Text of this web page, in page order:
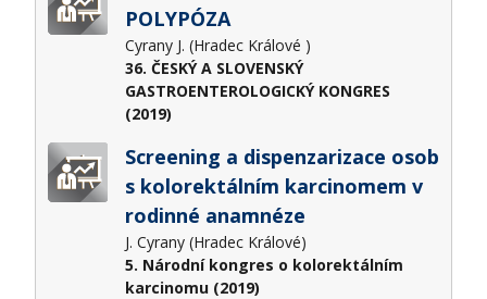
POLYPÓZA
Cyrany J. (Hradec Králové )
36. ČESKÝ A SLOVENSKÝ
GASTROENTEROLOGICKÝ KONGRES
(2019)
Screening a dispenzarizace osob
s kolorektálním karcinomem v
rodinné anamnéze
J. Cyrany (Hradec Králové)
5. Národní kongres o kolorektálním
karcinomu (2019)